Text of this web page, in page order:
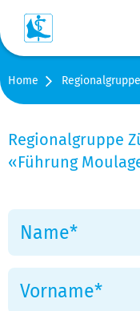
Kontakt
Medien
Warenkorb
Home
Regionalgruppe
«Führung